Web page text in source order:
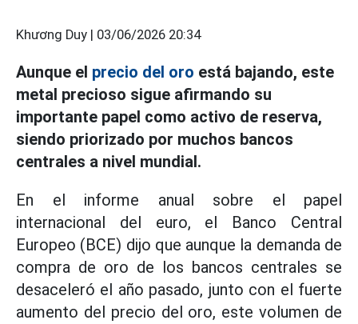
Khương Duy | 03/06/2026 20:34
Aunque el precio del oro está bajando, este
metal precioso sigue afirmando su
importante papel como activo de reserva,
siendo priorizado por muchos bancos
centrales a nivel mundial.
En el informe anual sobre el papel
internacional del euro, el Banco Central
Europeo (BCE) dijo que aunque la demanda de
compra de oro de los bancos centrales se
desaceleró el año pasado, junto con el fuerte
aumento del precio del oro, este volumen de